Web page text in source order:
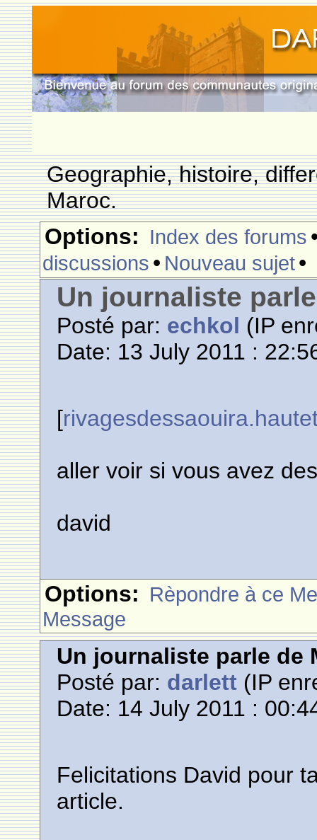
Geographie, histoire,
Maroc.
Options: Index des forums
discussions • Nouveau sujet•
Un journaliste
Posté par: echkol (IP
Date: 13 July 2011 :
[
aller voir si vous avez
david
Options: Rèpondre à ce
Message
Un journaliste parle de
Posté par: darlett (IP
Date: 14 July 2011 :
Felicitations David pour
article.